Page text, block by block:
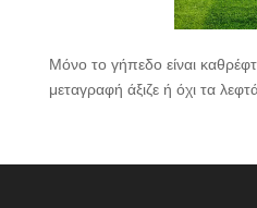
Μόνο το γήπεδο είναι
μεταγραφή άξιζε ή όχι τα